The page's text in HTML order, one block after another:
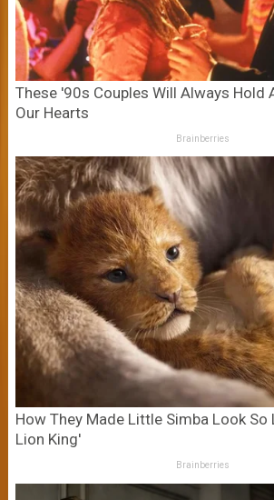
These '90s Couples Will Always Hold
Our Hearts
Brainberries
How They Made Little Simba Look So
Lion King'
Brainberries